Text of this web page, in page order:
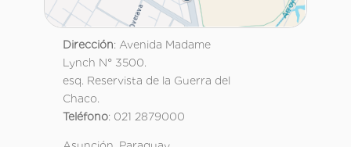
Dirección: Avenida Madame
Lynch N° 3500.
esq. Reservista de la Guerra del
Chaco.
Teléfono: 021 2879000